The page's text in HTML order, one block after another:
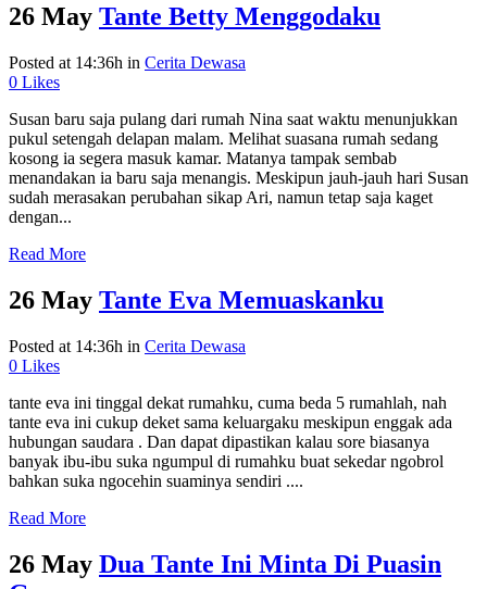
26 May Tante Betty Menggodaku
Posted at 14:36h in Cerita Dewasa
0 Likes
Susan baru saja pulang dari rumah Nina saat waktu menunjukkan
pukul setengah delapan malam. Melihat suasana rumah sedang
kosong ia segera masuk kamar. Matanya tampak sembab
menandakan ia baru saja menangis. Meskipun jauh-jauh hari Susan
sudah merasakan perubahan sikap Ari, namun tetap saja kaget
dengan...
Read More
26 May Tante Eva Memuaskanku
Posted at 14:36h in Cerita Dewasa
0 Likes
tante eva ini tinggal dekat rumahku, cuma beda 5 rumahlah, nah
tante eva ini cukup deket sama keluargaku meskipun enggak ada
hubungan saudara . Dan dapat dipastikan kalau sore biasanya
banyak ibu-ibu suka ngumpul di rumahku buat sekedar ngobrol
bahkan suka ngocehin suaminya sendiri ....
Read More
26 May Dua Tante Ini Minta Di Puasin